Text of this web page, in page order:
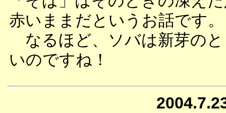
赤いままだというお話です。
なるほど、ソバは新芽の
いのですね！